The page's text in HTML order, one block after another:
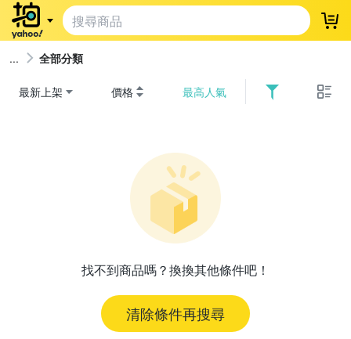
登
全部分類
最新上架 價格 最高人氣
找不到商品嗎？換換其他條件吧！
清除條件再搜尋